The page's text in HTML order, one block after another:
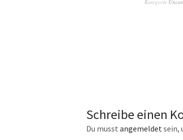
Kategorie
Schreibe einen
Du musst angemeldetsein,